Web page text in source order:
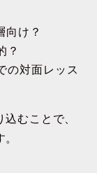
向け？
？
の対面レッス
むことで、